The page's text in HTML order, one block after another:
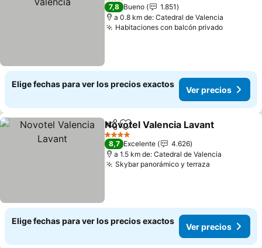
3 Estrellas
7,8 Bueno
1.851
a 0.8 km de: Catedral de Valencia
Habitaciones con balcón privadoVer
Elige fechas para ver los precios exactos
Ver precios
CompartirAgregar a favoritos
Novotel Valencia Lavant
4 Estrellas
8,7 Excelente
4.626
a 1.5 km de: Catedral de Valencia
Skybar panorámico y terraza
Elige fechas para ver los precios exactos
Ver precios